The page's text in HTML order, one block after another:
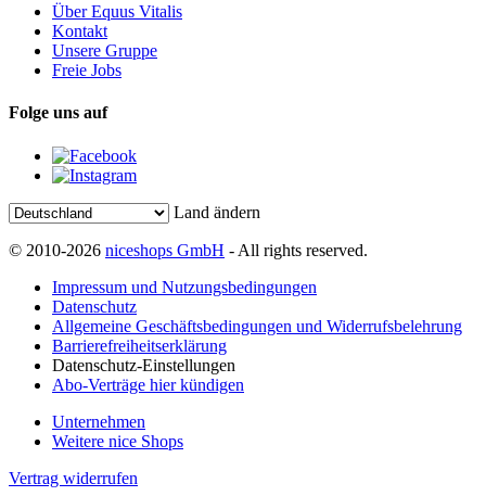
Über Equus Vitalis
Kontakt
Unsere Gruppe
Freie Jobs
Folge uns auf
Land ändern
© 2010-2026 niceshops GmbH - All rights reserved.
Impressum und Nutzungsbedingungen
Datenschutz
Allgemeine Geschäftsbedingungen und Widerrufsbelehrung
Barrierefreiheitserklärung
Datenschutz-Einstellungen
Abo-Verträge hier kündigen
Unternehmen
Weitere nice Shops
Vertrag widerrufen